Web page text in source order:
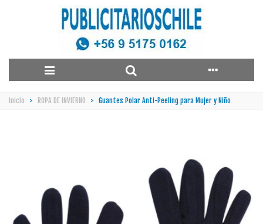
Inicio > ROPA DE INVIERNO > Guantes Polar Anti-Peeling para Mujer y Niño